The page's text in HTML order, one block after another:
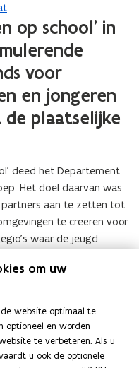
.
op school’ in
voor
en jongeren
de plaatselijke
deed het Departement
Het doel daarvan was
partners aan te zetten tot
te creëren voor
waar de jeugd
daarbij bijzondere
sprong het Randfonds
om uw
de website optimaal te
optioneel en worden
te verbeteren. Als u
u ook de optionele